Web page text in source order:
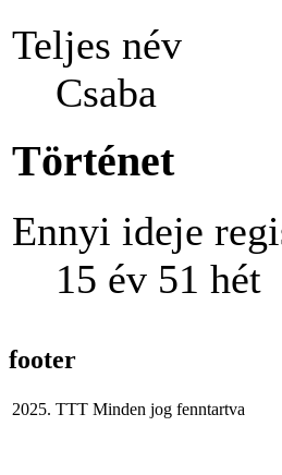
Teljes név
Csaba
Történet
Ennyi ideje
15 év 51 hét
footer
2025. TTT Minden jog fenntartva